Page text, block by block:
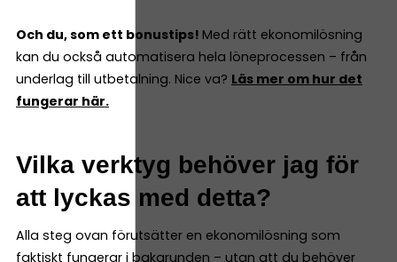
Och du, som ett bonustips! Med rätt ekonomilösning
kan du också automatisera hela löneprocessen – från
underlag till utbetalning. Nice va? Läs mer om hur det
fungerar här.
Vilka verktyg behöver jag för
att lyckas med detta?
Alla steg ovan förutsätter en ekonomilösning som
faktiskt fungerar i bakgrunden – utan att du behöver